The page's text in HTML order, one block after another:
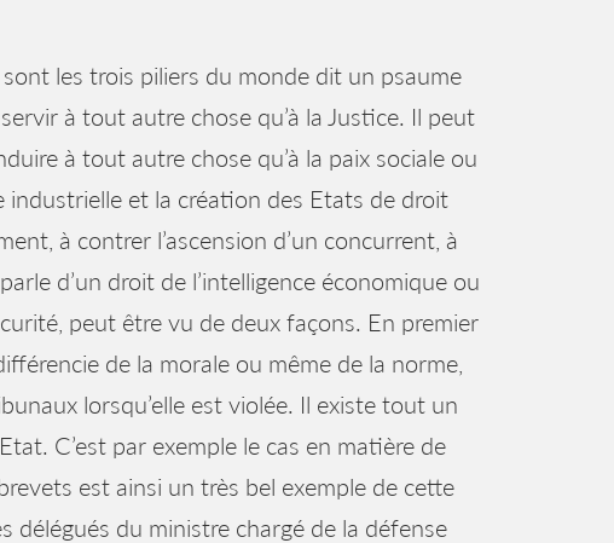
les trois piliers du monde dit un psaume
à tout autre chose qu’à la Justice. Il peut
à tout autre chose qu’à la paix sociale ou
industrielle et la création des Etats de droit
à contrer l’ascension d’un concurrent, à
d’un droit de l’intelligence économique ou
peut être vu de deux façons. En premier
de la morale ou même de la norme,
lorsqu’elle est violée. Il existe tout un
C’est par exemple le cas en matière de
est ainsi un très bel exemple de cette
du ministre chargé de la défense